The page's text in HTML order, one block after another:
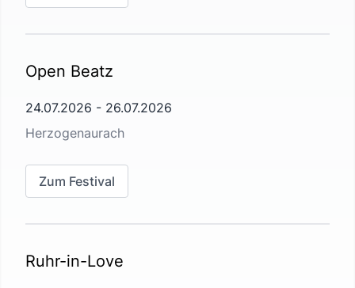
Open Beatz
24.07.2026 - 26.07.2026
Herzogenaurach
Zum Festival
Ruhr-in-Love